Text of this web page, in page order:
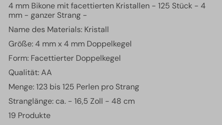
4 mm Bikone mit facettierten Kristallen - 125 Stück - 4
mm - ganzer Strang -
Name des Materials: Kristall
Größe: 4 mm x 4 mm Doppelkegel
Form: Facettierter Doppelkegel
Qualität: AA
Menge: 123 bis 125 Perlen pro Strang
Stranglänge: ca. - 16,5 Zoll - 48 cm
19 Produkte